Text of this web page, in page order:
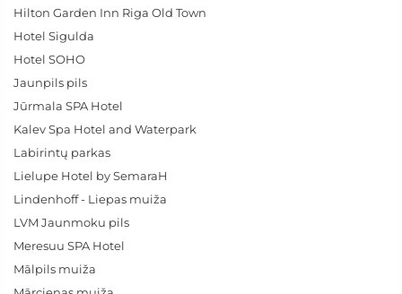
Hilton Garden Inn Riga Old Town
Hotel Sigulda
Hotel SOHO
Jaunpils pils
Jūrmala SPA Hotel
Kalev Spa Hotel and Waterpark
Labirintų parkas
Lielupe Hotel by SemaraH
Lindenhoff - Liepas muiža
LVM Jaunmoku pils
Meresuu SPA Hotel
Mālpils muiža